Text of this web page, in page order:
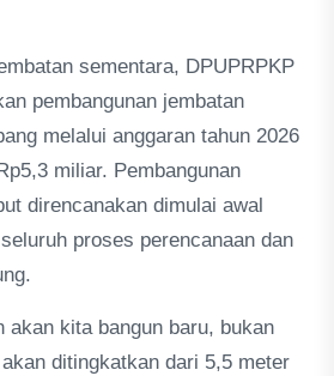
sementara, DPUPRPKP
pembangunan jembatan
melalui anggaran tahun 2026
miliar. Pembangunan
direncanakan dimulai awal
proses perencanaan dan
akan kita bangun baru, bukan
ditingkatkan dari 5,5 meter